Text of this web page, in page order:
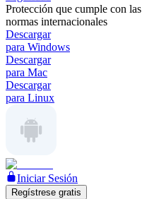
Protección que cumple con las
normas internacionales
Descargar
para Windows
Descargar
para Mac
Descargar
para Linux
Iniciar Sesión
Regístrese gratis